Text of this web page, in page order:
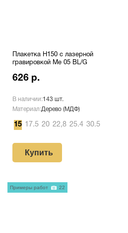
Плакетка H150 с лазерной
гравировкой Me 05 BL/G
626 р.
В наличии:143 шт.
Материал:Дерево (МДФ)
15 17.5 20 22,8 25.4 30.5
Купить
Примеры работ 22